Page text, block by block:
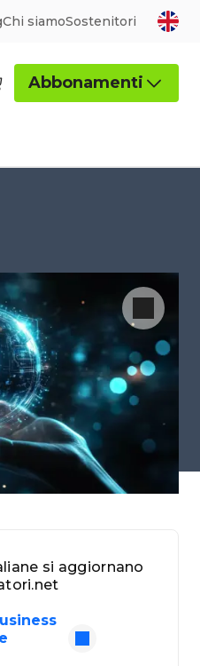
Chi siamoSostenitori
Abbonamenti
si aggiornano